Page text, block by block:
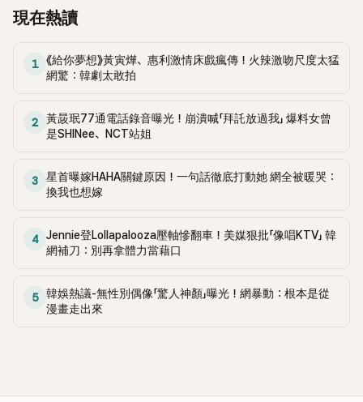
一位就是 BTS 成員 Jin。他表示：「有些藝人真的很誇張，像
BTS Jin，就算鏡頭關掉了，還是會說『不能談戀愛、不能結
笑地對 Jin 說：「這種話在鏡頭前講講就好啦，私底下偷偷談戀
愛也可以吧？」沒想到 Jin 聽完後完全沒有開玩笑的意思，立刻
這段往事曝光後，也讓不少粉絲再次感受到 Jin 對粉絲的責任
感。也難怪這次他會給後輩「與其出去惹事，不如待在家打電
掌握不足的狀況，他也吐露真實心聲，直言這樣的情況讓人感
性表示，雖然大家一起走過12年，很多事情即使沒有人特別說
明，他大概也知道自己該怎麼做，但在這次專輯製作過程中，
最讓粉絲無法接受的，是Jin曾主動提出希望延後錄音、以便更
完整參與專輯製作，卻沒有被採納。再加上他在紀錄片中坦率
裂，對團隊安排表達不滿。 而在3月27日紀錄片正式上線後，
更多片段陸續在社群平台瘋傳，也讓外界看見Jin當時的真實狀
作，幾乎是結束行程後立刻進錄音室，疲憊模樣讓粉絲看了格
外不捨。 這次紀錄片釋出的新內容，不只再度掀起粉絲討論，
整起事件最讓人難受的，並不是他參與得少，而是他明明努力
想跟上，卻仍只能在已經幾乎完成的作品中找自己的位置。
84似乎不太熟悉。對此，Chuu笑著表示：「你跟那麼多偶像一
起拍節目，應該常看到吧？」旗安84則老實回應：「做YouTube
不熟了，我是老派的人啦」 談到「咬心」的由來，Chuu也分享，
這個動作其實是她當初見到粉絲太開心，撒嬌時自然做出來
再變成愛心咬一口。」她笑說，當時甚至沒有在用社群媒體，也
不知道這個動作會這麼紅，後來看到秀智、姜鎬童等前輩跟著
「你不想結婚嗎？」旗安84聽完立刻回應：「結婚？當然要啊。那
你呢？你是偶像，能問戀愛、結婚這種事嗎？」語氣中帶點遲
Chuu聽完立刻對著鏡頭撒嬌表示：「那我就盡量晚一點結啦，
50、60歲再說！」一句話逗笑全場。 聊到這裡，旗安84突然分
少數人，對粉絲的立場極度嚴格，其中就包括BTS的Jin。旗安
84表示：「有些藝人真的很誇張，像BTS Jin，連在鏡頭關掉之
現在熱讀
1
《給你夢想》黃寅燁、惠利激情床戲瘋傳！火辣激吻尺度太猛
網驚：韓劇太敢拍
2
黃晸珉77通電話錄音曝光！崩潰喊「拜託放過我」 爆料女曾
是SHINee、NCT站姐
3
星首曝嫁HAHA關鍵原因！一句話徹底打動她 網全被暖哭：
換我也想嫁
4
Jennie登Lollapalooza壓軸慘翻車！美媒狠批「像唱KTV」 韓
網補刀：別再拿體力當藉口
5
韓娛熱議-無性別偶像「驚人神顏」曝光！網暴動：根本是從
漫畫走出來